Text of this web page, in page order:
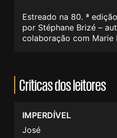
Estreado na 80. ª
por Stéphane Brizé –
colaboração com Marie
Críticas dos leitores
IMPERDÍVEL
José